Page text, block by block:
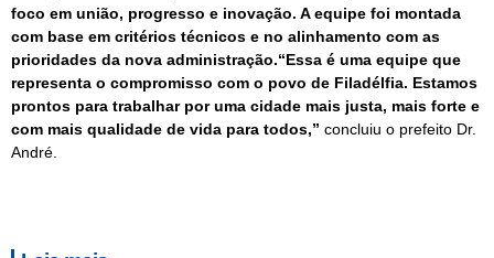
foco em união, progresso e inovação. A equipe foi montada
com base em critérios técnicos e no alinhamento com as
prioridades da nova administração.“Essa é uma equipe que
representa o compromisso com o povo de Filadélfia. Estamos
prontos para trabalhar por uma cidade mais justa, mais forte e
com mais qualidade de vida para todos,” concluiu o prefeito Dr.
André.